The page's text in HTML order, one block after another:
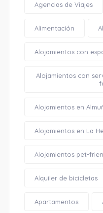
Agencias de Viajes
Alimentación
Alojamientos con
Alojamientos con
Alojamientos en
Alojamientos en La
Alojamientos pet-
Alquiler de bicicletas
Apartamentos